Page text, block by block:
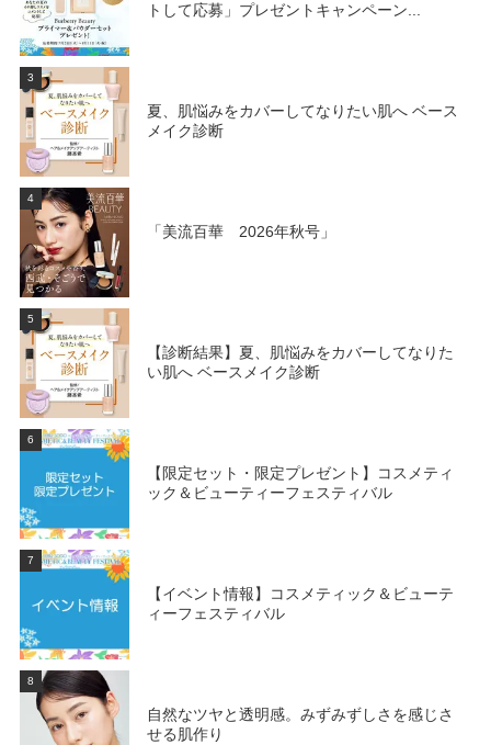
トして応募」プレゼントキャンペーン...
3
夏、肌悩みをカバーしてなりたい肌へ ベース
メイク診断
4
「美流百華 2026年秋号」
5
【診断結果】夏、肌悩みをカバーしてなりた
い肌へ ベースメイク診断
6
【限定セット・限定プレゼント】コスメティ
ック＆ビューティーフェスティバル
7
【イベント情報】コスメティック＆ビューテ
ィーフェスティバル
8
自然なツヤと透明感。みずみずしさを感じさ
せる肌作り